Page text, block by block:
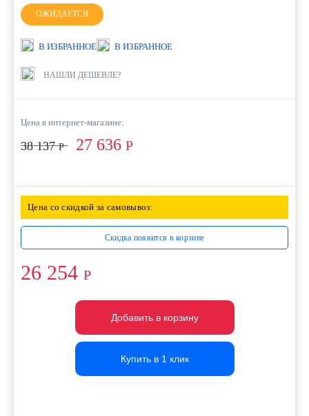
ОЖИДАЕТСЯ
В ИЗБРАННОЕ В ИЗБРАННОЕ
НАШЛИ ДЕШЕВЛЕ?
Цена в интернет-магазине:
38 137Р 27 636 Р
Цена со скидкой за самовывоз:
Скидка появится в корзине
26 254 Р
Добавить в корзину
Добавить в корзину
Добавить в корзину
Купить в 1 клик
Купить в 1 клик
Купить в 1 клик